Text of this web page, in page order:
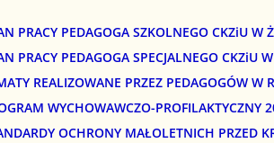
PRACY PEDAGOGA SZKOLNEGO CKZiU
PRACY PEDAGOGA SPECJALNEGO CKZiU
REALIZOWANE PRZEZ PEDAGOGÓW
WYCHOWAWCZO-PROFILAKTYCZNY
OCHRONY MAŁOLETNICH PRZED